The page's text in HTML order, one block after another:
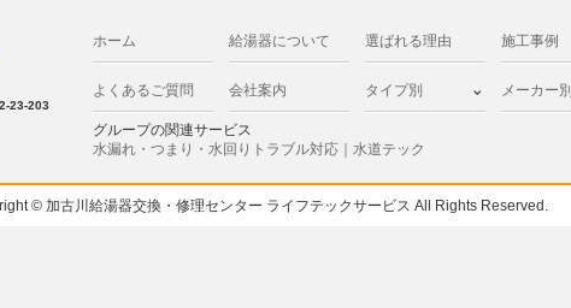
23-203
ホーム 給湯器について 選ばれる理由 施工事例
よくあるご質問 会社案内 タイプ別 メーカー別
グループの関連サービス
水漏れ・つまり・水回りトラブル対応｜水道テック
© 加古川給湯器交換・修理センター ライフテックサービス All Rights Reserved.